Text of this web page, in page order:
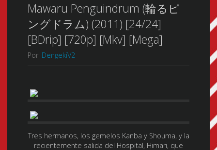
Mawaru Penguindrum (輪るピ
ングドラム) (2011) [24/24]
[BDrip] [720p] [Mkv] [Mega]
Por DengekiV2
Tres hermanos, los gemelos Kanba y Shouma, y la
recientemente salida del Hospital, Himari, que